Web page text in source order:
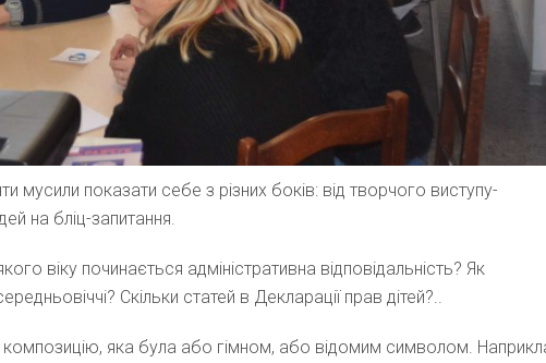
показати себе з різних боків: від творчого виступу-
на бліц-запитання.
віку починається адміністративна відповідальність? Як
Скільки статей в Декларації прав дітей?..
композицію, яка була або гімном, або відомим символом.